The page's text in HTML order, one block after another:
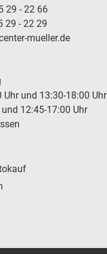
29 - 22 66
29 - 22 29
mueller.de
und 13:30-18:00 Uhr
12:45-17:00 Uhr